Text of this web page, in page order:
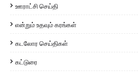
ஊராட்சி செய்தி
என்றும் உதவும் கரங்கள்
கடலோர செய்திகள்
கட்டுரை